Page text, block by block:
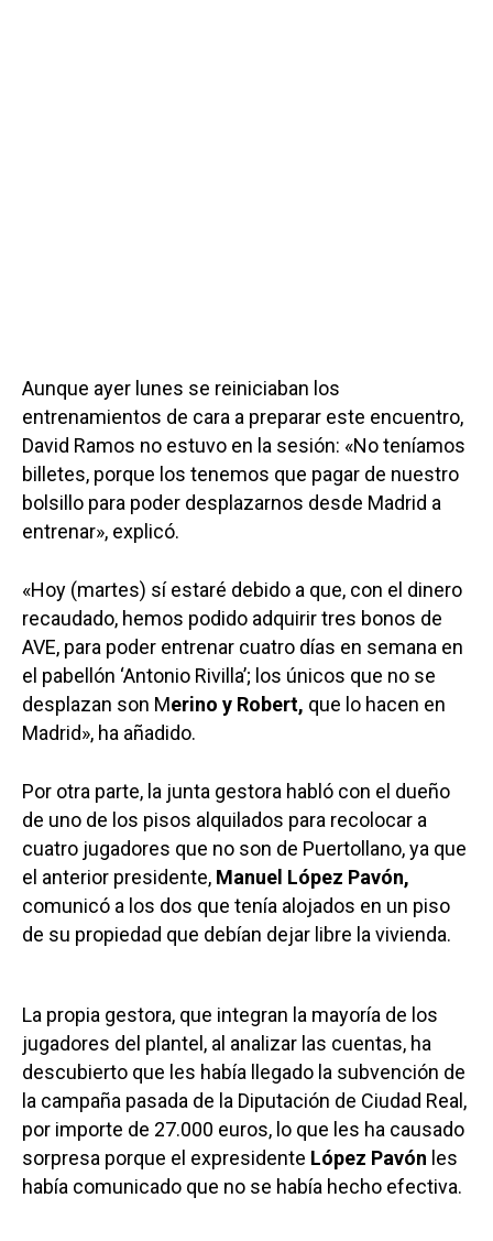
Aunque ayer lunes se reiniciaban los
entrenamientos de cara a preparar este encuentro,
David Ramos no estuvo en la sesión: «No teníamos
billetes, porque los tenemos que pagar de nuestro
bolsillo para poder desplazarnos desde Madrid a
entrenar», explicó.
«Hoy (martes) sí estaré debido a que, con el dinero
recaudado, hemos podido adquirir tres bonos de
AVE, para poder entrenar cuatro días en semana en
el pabellón ‘Antonio Rivilla’; los únicos que no se
desplazan son Merino y Robert, que lo hacen en
Madrid», ha añadido.
Por otra parte, la junta gestora habló con el dueño
de uno de los pisos alquilados para recolocar a
cuatro jugadores que no son de Puertollano, ya que
el anterior presidente, Manuel López Pavón,
comunicó a los dos que tenía alojados en un piso
de su propiedad que debían dejar libre la vivienda.
La propia gestora, que integran la mayoría de los
jugadores del plantel, al analizar las cuentas, ha
descubierto que les había llegado la subvención de
la campaña pasada de la Diputación de Ciudad Real,
por importe de 27.000 euros, lo que les ha causado
sorpresa porque el expresidente López Pavón les
había comunicado que no se había hecho efectiva.